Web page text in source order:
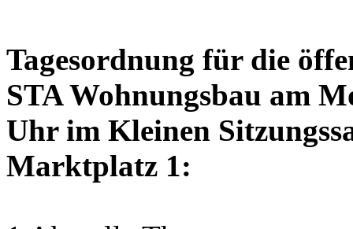
Tagesordnung für die
STA Wohnungsbau am
Uhr im Kleinen
Marktplatz 1: